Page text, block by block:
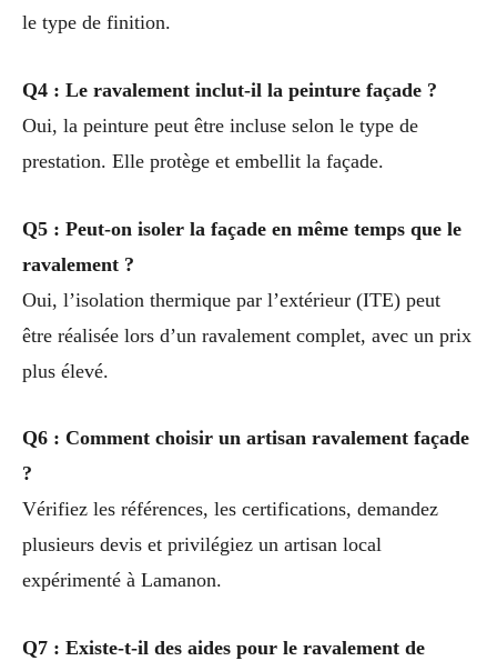
le type de finition.
Q4 : Le ravalement inclut-il la peinture façade ?
Oui, la peinture peut être incluse selon le type de
prestation. Elle protège et embellit la façade.
Q5 : Peut-on isoler la façade en même temps que le
ravalement ?
Oui, l’isolation thermique par l’extérieur (ITE) peut
être réalisée lors d’un ravalement complet, avec un prix
plus élevé.
Q6 : Comment choisir un artisan ravalement façade
?
Vérifiez les références, les certifications, demandez
plusieurs devis et privilégiez un artisan local
expérimenté à Lamanon.
Q7 : Existe-t-il des aides pour le ravalement de